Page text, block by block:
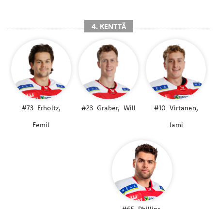
4. KENTTÄ
#73 Erholtz,
Eemil
#23 Graber, Will #10 Virtanen,
Jami